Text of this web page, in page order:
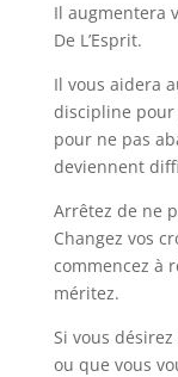
Il augmentera
De L’Esprit.
Il vous aidera
discipline pour
pour ne pas
deviennent
Arrêtez de ne
Changez vos
commencez à
méritez.
Si vous désirez
ou que vous